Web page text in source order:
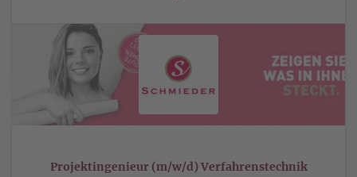
Projektingenieur (m/w/d) Verfahrenstechnik